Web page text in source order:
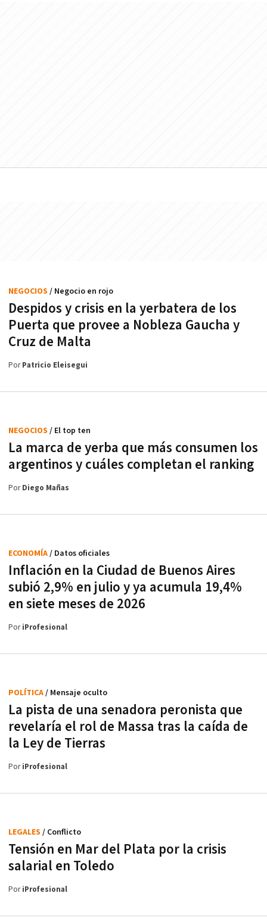
Despidos y crisis en la yerbatera de los
Puerta que provee a Nobleza Gaucha y
Cruz de Malta
NEGOCIOS / Negocio en rojo
PorPatricio Eleisegui
La marca de yerba que más consumen los
argentinos y cuáles completan el ranking
NEGOCIOS / El top ten
PorDiego Mañas
Inflación en la Ciudad de Buenos Aires
subió 2,9% en julio y ya acumula 19,4%
en siete meses de 2026
ECONOMÍA/ Datos oficiales
PoriProfesional
La pista de una senadora peronista que
revelaría el rol de Massa tras la caída de
la Ley de Tierras
POLÍTICA/ Mensaje oculto
PoriProfesional
Tensión en Mar del Plata por la crisis
salarial en Toledo
LEGALES / Conflicto
PoriProfesional